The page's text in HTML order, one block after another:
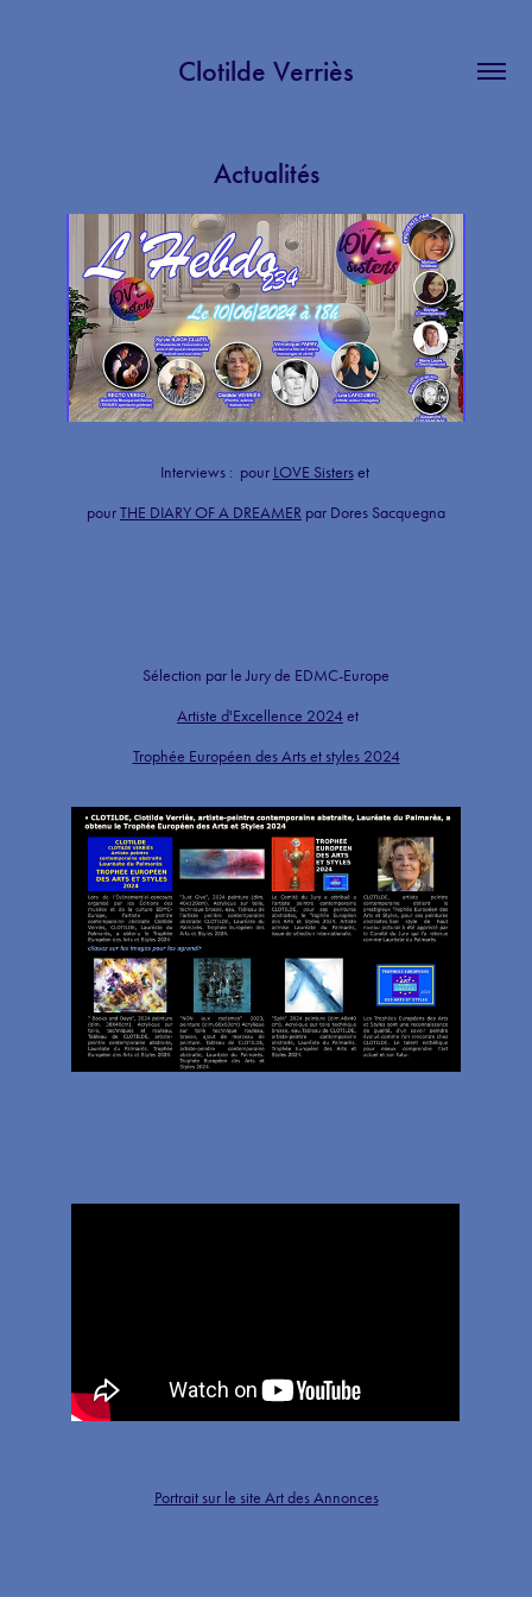
Clotilde Verriès
Actualités
Interviews : pour LOVE Sisterset
pourTHE DIARY OF A DREAMER par Dores Sacquegna
Sélection par le Jury de EDMC-Europe
Artiste d'Excellence 2024et
Trophée Européen des Arts et styles 2024
Portrait sur le site Art des Annonces